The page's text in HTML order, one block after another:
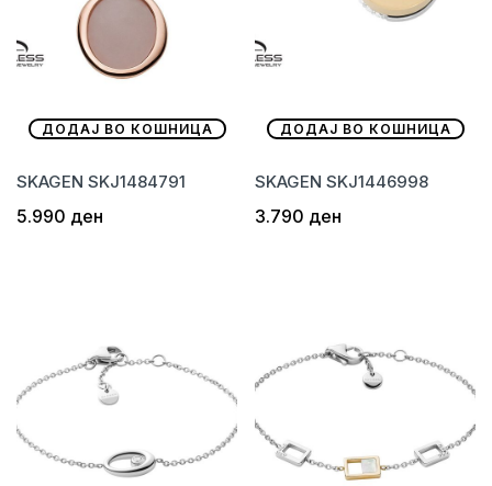
ДОДАЈ ВО КОШНИЦА
SKAGEN SKJ1484791
5.990 ден
ДОДАЈ ВО КОШНИЦА
SKAGEN SKJ1446998
3.790 ден